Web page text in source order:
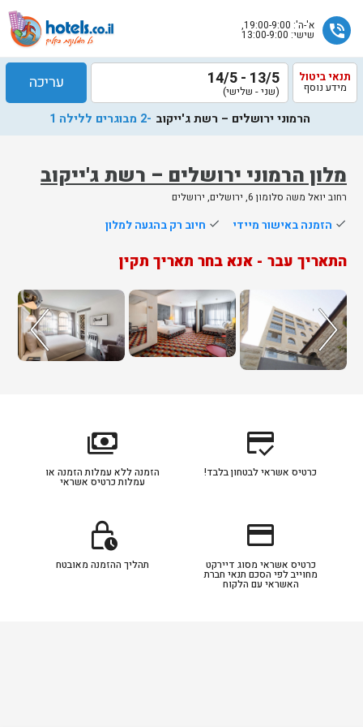
phone_in_talk א'-ה': 19:00-9:00,
שישי: 13:00-9:00
מלון הרמוני ירושלים – רשת ג'ייקוב
רחוב יואל משה סלומון 6, ירושלים, ירושלים
תנאי ביטול
מידע נוסף 13/5 - 14/5
(שני - שלישי) עריכה
הרמוני ירושלים – רשת ג'ייקוב -2 מבוגרים ללילה 1
done הזמנה באישור מיידי done חיוב רק בהגעה למלון
התאריך עבר - אנא בחר תאריך תקין
שלח
הוטלס
בשעות
הפעילות
credit_score
כרטיס אשראי לבטחון בלבד!
payments
הזמנה ללא עמלות הזמנה או
עמלות כרטיס אשראי
credit_card
כרטיס אשראי מסוג דיירקט
מחוייב לפי הסכם תנאי חברת
האשראי עם הלקוח
lock_clock
תהליך ההזמנה מאובטח